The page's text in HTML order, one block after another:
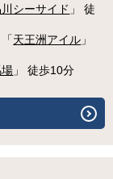
シーサイド 」 徒
「天王洲アイル 」
」 徒歩10分